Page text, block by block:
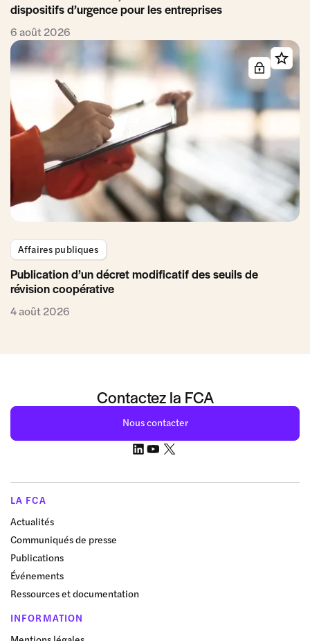
dispositifs d’urgence pour les entreprises
6 août 2026
Affaires publiques
Publication d’un décret modificatif des seuils de
révision coopérative
4 août 2026
Contactez la FCA
Nous contacter
LA FCA
Actualités
Communiqués de presse
Publications
Événements
Ressources et documentation
INFORMATION